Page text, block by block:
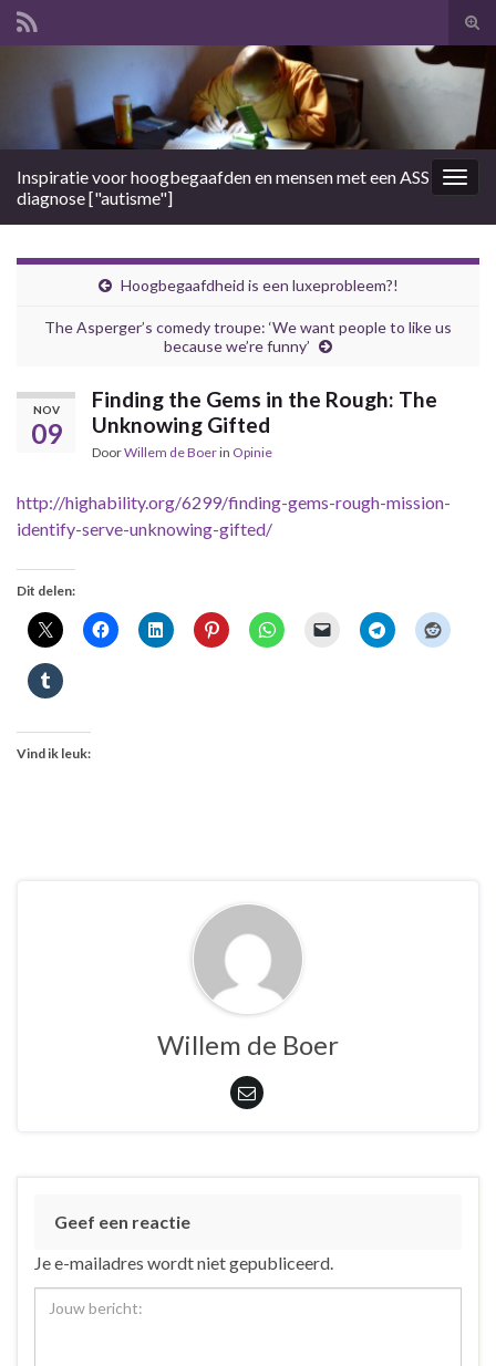
Search for:
Inspiratie voor hoogbegaafden en mensen met een ASS
diagnose ["autisme"]
Hoogbegaafdheid is een luxeprobleem?!
The Asperger’s comedy troupe: ‘We want people to like us
because we’re funny’
NOV
09
Finding the Gems in the Rough: The
Unknowing Gifted
DoorWillem de Boerin Opinie
http://highability.org/6299/finding-gems-rough-mission-
identify-serve-unknowing-gifted/
Dit delen:
Vind ik leuk:
Willem de Boer
Geef een reactie
Je e-mailadres wordt niet gepubliceerd.